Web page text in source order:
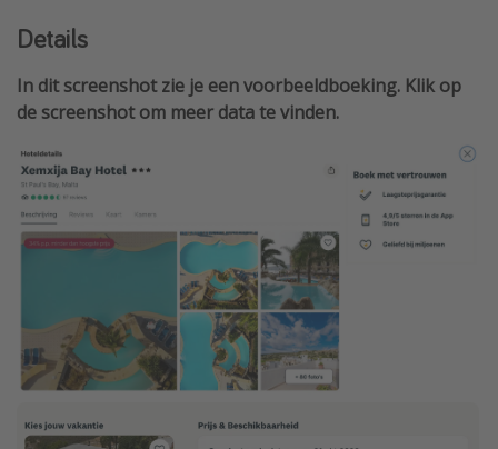
Details
In dit screenshot zie je een voorbeeldboeking. Klik op
de screenshot om meer data te vinden.